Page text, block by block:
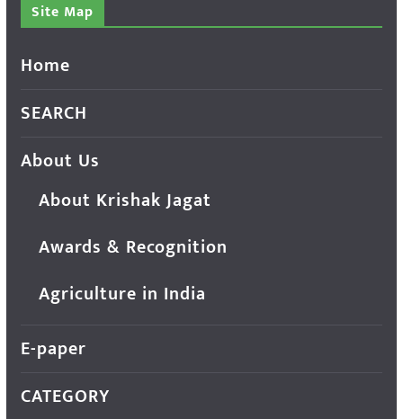
Site Map
Home
SEARCH
About Us
About Krishak Jagat
Awards & Recognition
Agriculture in India
E-paper
CATEGORY